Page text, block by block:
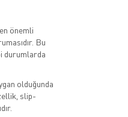
önemli
Bu
durumlarda
olduğunda
slip-